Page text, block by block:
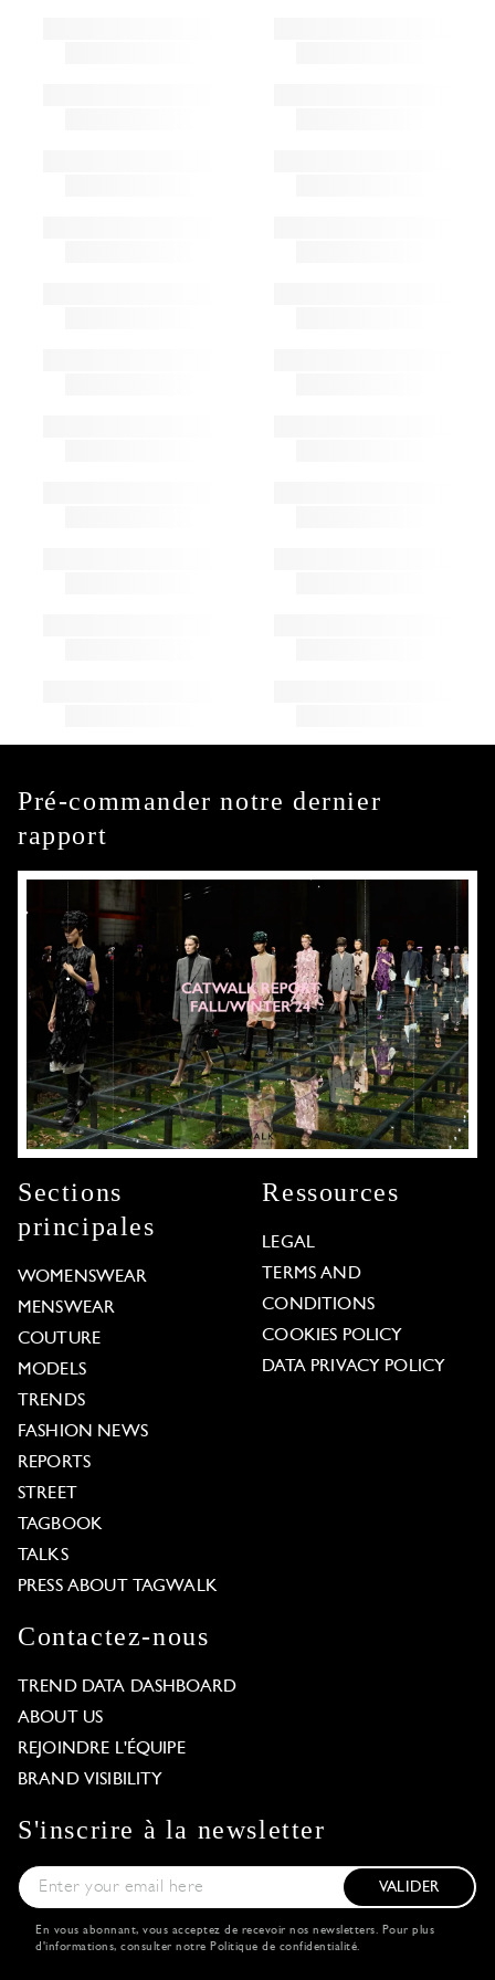
Pré-commander notre dernier
rapport
Sections
principales
WOMENSWEAR
MENSWEAR
COUTURE
MODELS
TRENDS
FASHION NEWS
REPORTS
STREET
TAGBOOK
TALKS
PRESS ABOUT TAGWALK
Ressources
LEGAL
TERMS AND
CONDITIONS
COOKIES POLICY
DATA PRIVACY POLICY
Contactez-nous
TREND DATA DASHBOARD
ABOUT US
REJOINDRE L'ÉQUIPE
BRAND VISIBILITY
S'inscrire à la newsletter
VALIDER
En vous abonnant, vous acceptez de recevoir nos newsletters. Pour plus
d'informations, consulter notre Politique de confidentialité.